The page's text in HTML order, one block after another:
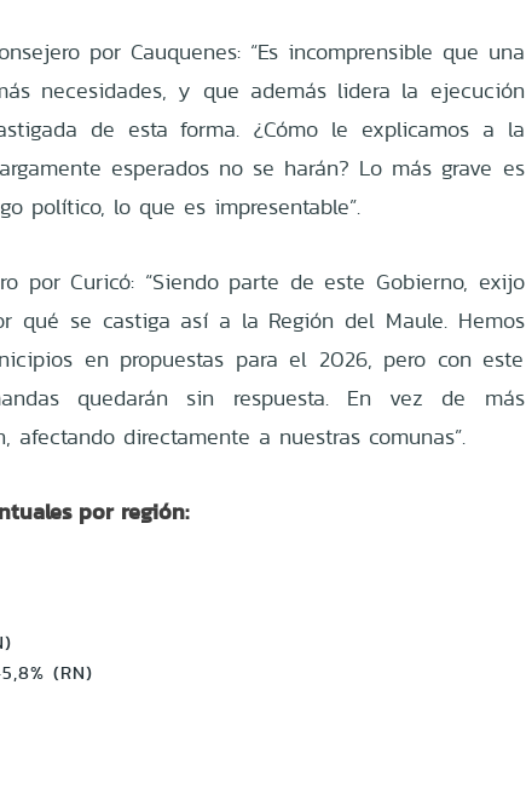
por Cauquenes: “Es incomprensible que una
necesidades, y que además lidera la ejecución
de esta forma. ¿Cómo le explicamos a la
esperados no se harán? Lo más grave es
político, lo que es impresentable”.
por Curicó: “Siendo parte de este Gobierno, exijo
qué se castiga así a la Región del Maule. Hemos
en propuestas para el 2026, pero con este
quedarán sin respuesta. En vez de más
afectando directamente a nuestras comunas”.
por región:
(RN)